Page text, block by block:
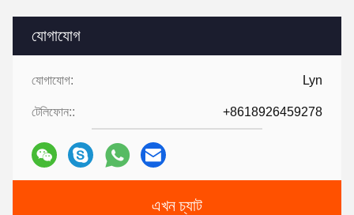
যোগাযোগ
যোগাযোগ: Lyn
টেলিফোন:: +8618926459278
এখন চ্যাট